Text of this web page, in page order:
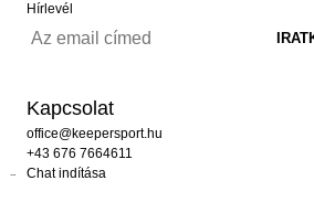
Hírlevél
Kapcsolat
office@keepersport.hu
+43 676 7664611
Chat indítása